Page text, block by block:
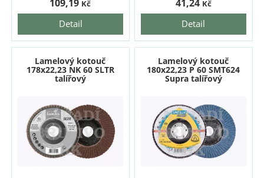
Detail
109,19 Kč
Detail
41,24 Kč
Lamelový kotouč
178x22,23 NK 60 SLTR
talířový
Lamelový kotouč
180x22,23 P 60 SMT624
Supra talířový